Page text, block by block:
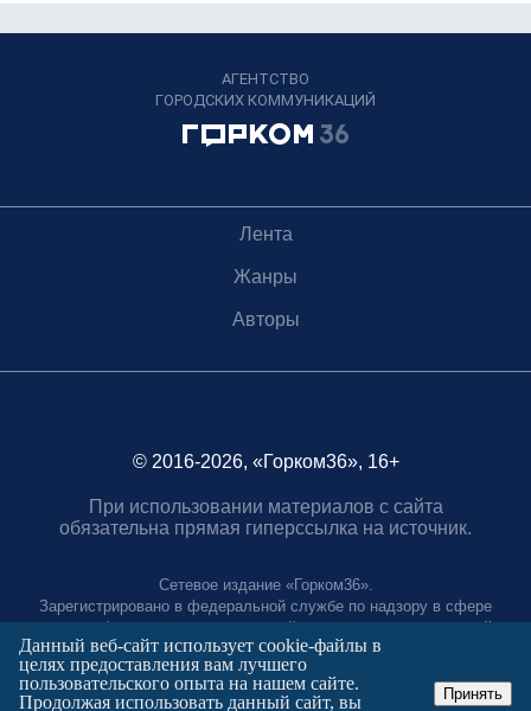
АГЕНТСТВО
ГОРОДСКИХ КОММУНИКАЦИЙ
Лента
Жанры
Авторы
© 2016-2026, «Горком36», 16+
При использовании материалов с сайта
обязательна прямая гиперссылка на источник.
Сетевое издание «Горком36».
Зарегистрировано в федеральной службе по надзору в сфере
связи, информационных технологий и массовых коммуникаций.
Регистрационный номер ЭЛ № ФС77-88966 от 21 января 2025 г.
Учредитель: Муниципальное автономное учреждение "Агентство
городских коммуникаций"
Данный веб-сайт использует cookie-файлы в
целях предоставления вам лучшего
пользовательского опыта на нашем сайте.
Продолжая использовать данный сайт, вы
Принять